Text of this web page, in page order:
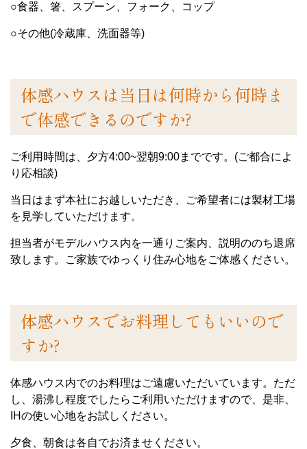
○食器、箸、スプーン、フォーク、コップ
○その他(冷蔵庫、洗面器等)
体感ハウスは当日は何時から何時ま
で体感できるのですか?
ご利用時間は、夕方4:00~翌朝9:00までです。(ご都合によ
り応相談)
当日はまず本社にお越しいただき、ご希望者には製材工場
を見学していただけます。
担当者がモデルハウス内を一通りご案内、説明ののち退席
致します。ご家族でゆっくり住み心地をご体感ください。
体感ハウスでお料理してもいいので
すか?
体感ハウス内でのお料理はご遠慮いただいています。ただ
し、湯沸し程度でしたらご利用いただけますので、是非、
IHの使い心地をお試しください。
夕食、朝食は各自でお済ませください。